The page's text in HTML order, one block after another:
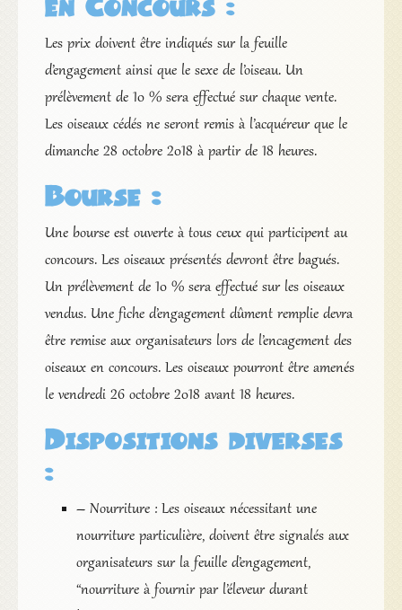
Les prix doivent être indiqués sur la feuille
d’engagement ainsi que le sexe de l’oiseau. Un
prélèvement de 10 % sera effectué sur chaque vente.
Les oiseaux cédés ne seront remis à l’acquéreur que le
dimanche 28 octobre 2018 à partir de 18 heures.
Bourse:
Une bourse est ouverte à tous ceux qui participent au
concours. Les oiseaux présentés devront être bagués.
Un prélèvement de 10 % sera effectué sur les oiseaux
vendus. Une fiche d’engagement dûment remplie devra
être remise aux organisateurs lors de l’encagement des
oiseaux en concours. Les oiseaux pourront être amenés
le vendredi 26 octobre 2018 avant 18 heures.
Dispositions diverses
:
– Nourriture : Les oiseaux nécessitant une
nourriture particulière, doivent être signalés aux
organisateurs sur la feuille d’engagement,
“nourriture à fournir par l’éleveur durant